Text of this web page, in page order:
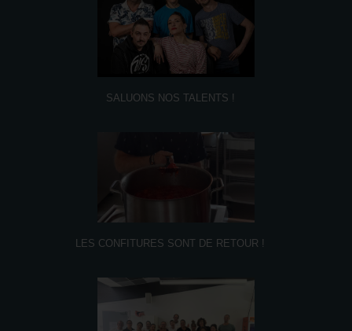
SALUONS NOS TALENTS !
LES CONFITURES SONT DE RETOUR !